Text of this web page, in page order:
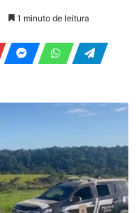
1 minuto de leitura